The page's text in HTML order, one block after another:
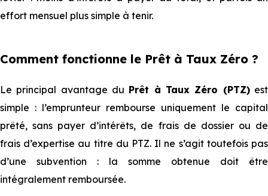
effort mensuel plus simple à tenir.
⁠⁠Comment fonctionne le Prêt à Taux Zéro ?
Le principal avantage du Prêt à Taux Zéro (PTZ)est
simple : l’emprunteur rembourse uniquement le capital
prêté, sans payer d’intérêts, de frais de dossier ou de
frais d’expertise au titre du PTZ. Il ne s’agit toutefois pas
d’une subvention : la somme obtenue doit être
intégralement remboursée.